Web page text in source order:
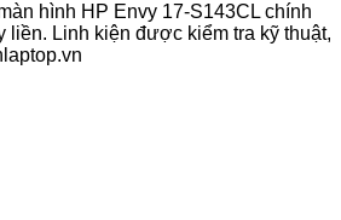
hình HP Envy 17-S143CL chính
liền. Linh kiện được kiểm tra kỹ thuật,